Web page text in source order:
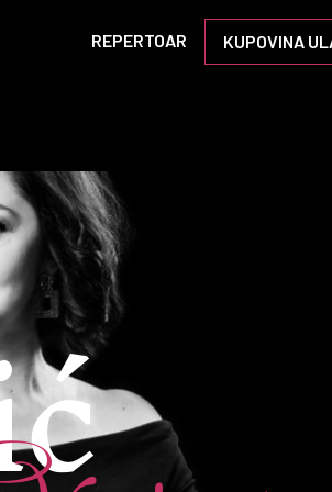
REPERTOAR KUPOVINA